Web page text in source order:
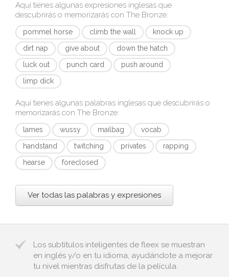
Aquí tienes algunas expresiones inglesas que
descubrirás o memorizarás con The Bronze:
pommel horse climb the wall
knock up
dirt nap
give about
down the hatch
luck out
punch card
push around
limp dick
Aquí tienes algunas palabras inglesas que descubrirás o
memorizarás con The Bronze:
lames wussy mailbag
vocab
handstand
twitching privates
rapping
hearse
foreclosed
Ver todas las palabras y expresiones
Los subtítulos inteligentes de fleex se muestran
en inglés y/o en tu idioma, ayudándote a mejorar
tu nivel mientras disfrutas de la película.